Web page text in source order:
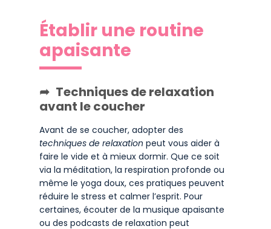
Établir une routine
apaisante
Techniques de relaxation
avant le coucher
Avant de se coucher, adopter des
techniques de relaxation peut vous aider à
faire le vide et à mieux dormir. Que ce soit
via la méditation, la respiration profonde ou
même le yoga doux, ces pratiques peuvent
réduire le stress et calmer l’esprit. Pour
certaines, écouter de la musique apaisante
ou des podcasts de relaxation peut